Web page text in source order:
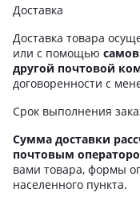
Доставка
Доставка товара
или с помощью
другой почтовой
договоренности с
Срок выполнения
Сумма доставки
почтовым
вами товара, формы
населенного пункта.